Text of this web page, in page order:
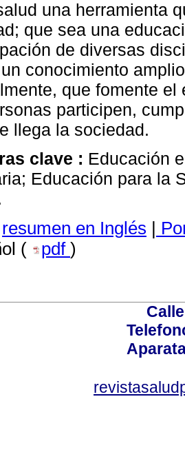
una herramienta
que sea una
de diversas
conocimiento
que fomente
participen,
llega la sociedad.
clave : Educación
Educación para la
resumen en Inglés |
(
pdf )